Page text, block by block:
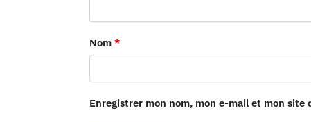
Nom *
Enregistrer mon nom, mon e-mail et mon